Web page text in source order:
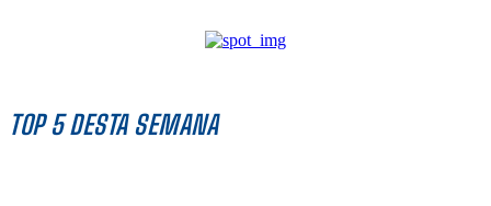
TOP 5 DESTA SEMANA